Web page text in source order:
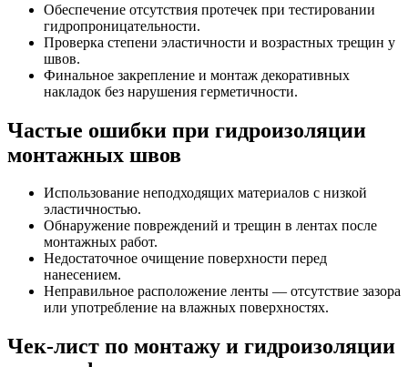
Обеспечение отсутствия протечек при тестировании
гидропроницательности.
Проверка степени эластичности и возрастных трещин у
швов.
Финальное закрепление и монтаж декоративных
накладок без нарушения герметичности.
Частые ошибки при гидроизоляции
монтажных швов
Использование неподходящих материалов с низкой
эластичностью.
Обнаружение повреждений и трещин в лентах после
монтажных работ.
Недостаточное очищение поверхности перед
нанесением.
Неправильное расположение ленты — отсутствие зазора
или употребление на влажных поверхностях.
Чек-лист по монтажу и гидроизоляции